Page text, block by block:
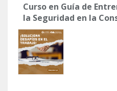
Curso en Guía de
la Seguridad en la